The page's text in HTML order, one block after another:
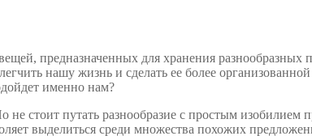
предназначенных для хранения разнообразных
нашу жизнь и сделать ее более
именно нам?
не стоит путать разнообразие с простым изобилием
выделиться среди множества похожих